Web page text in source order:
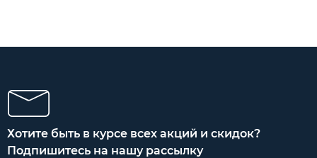
Хотите быть в курсе всех акций и скидок?
Подпишитесь на нашу рассылку